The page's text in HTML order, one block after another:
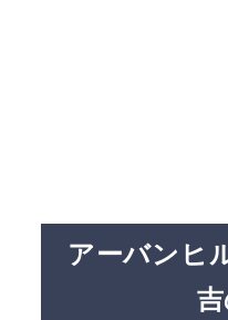
アーバンヒ